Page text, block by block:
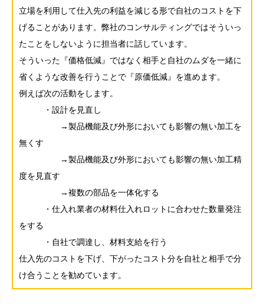
立場を利用して仕入先の利益を減じる形で自社のコストを下
げることがあります。弊社のコンサルティングではそういっ
たことをしないように担当者に話しています。
そういった『価格低減』ではなく相手と自社のムダを一緒に
省くような改善を行うことで『原価低減』を進めます。
例えば次の活動をします。
・設計を見直し
→製品機能及び外形においても影響の無い加工を
無くす
→製品機能及び外形においても影響の無い加工精
度を見直す
→複数の部品を一体化する
・仕入れ業者の材料仕入れロットに合わせた数量発注
をする
・自社で調達し、材料支給を行う
仕入先のコストを下げ、下がったコスト分を自社と相手で分
け合うことを勧めています。